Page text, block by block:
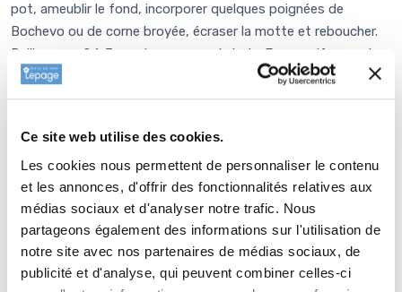
Ce site web utilise des cookies.
Les cookies nous permettent de personnaliser le contenu
et les annonces, d'offrir des fonctionnalités relatives aux
médias sociaux et d'analyser notre trafic. Nous
partageons également des informations sur l'utilisation de
notre site avec nos partenaires de médias sociaux, de
publicité et d'analyse, qui peuvent combiner celles-ci
pot, ameublir le fond, incorporer quelques poignées de
Bochevo ou de corne broyée, écraser la motte et reboucher.
Pailler avec 2 à 3 cm de copeaux de bois. En massif, compter
3 à 5 plants au m²
pour un effet groupé structurant. Son
port compact (1 m) permet de le placer en milieu de massif là
Entretien
LeVeronicastrum 'Cupid' ne demande aucun entretien
particulier — c'est l'une des vivaces les plus fiables du
catalogue. Supprimer les épis fanés pour prolonger la floraison